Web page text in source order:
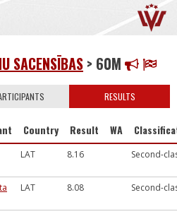
SACENSĪBAS > 60M
RESULTS
Country Result WA
LAT 8.16 Second-
LAT 8.08 Second-